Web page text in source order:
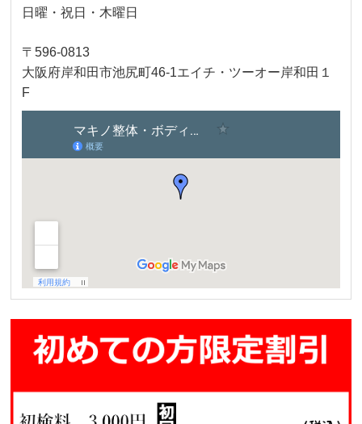
日曜・祝日・木曜日
〒596-0813
大阪府岸和田市池尻町46-1エイチ・ツーオー岸和田１
F